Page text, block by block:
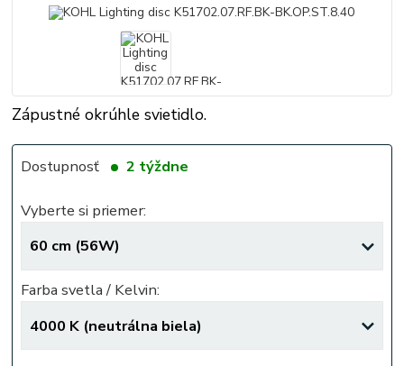
Zápustné okrúhle svietidlo.
Dostupnosť 2 týždne
Vyberte si priemer:
Farba svetla / Kelvin: